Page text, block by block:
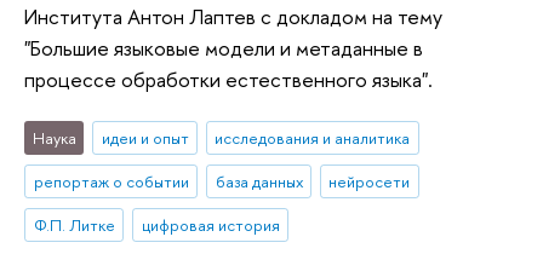
Института Антон Лаптев с докладом на тему
"Большие языковые модели и метаданные в
процессе обработки естественного языка".
Наука идеи и опыт
исследования и аналитика
репортаж о событии
база данных
нейросети
Ф.П. Литке
цифровая история